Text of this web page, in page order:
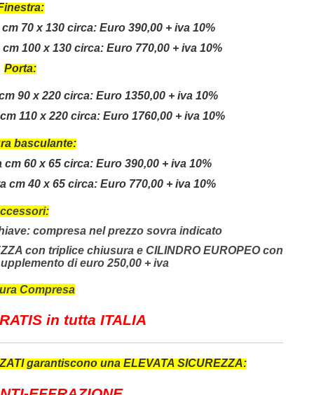
70 x 130 circa: Euro 390,00 + iva 10%
100 x 130 circa: Euro 770,00 + iva 10%
Porta:
90 x 220 circa: Euro 1350,00 + iva 10%
110 x 220 circa: Euro 1760,00 + iva 10%
basculante:
60 x 65 circa: Euro 390,00 + iva 10%
cm 40 x 65 circa: Euro 770,00 + iva 10%
compresa nel prezzo sovra indicato
con triplice chiusura e CILINDRO EUROPEO con
di euro 250,00 + iva
Compresa
in tutta ITALIA
garantiscono una ELEVATA SICUREZZA: